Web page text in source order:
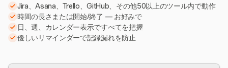
Jira、Asana、Trello、GitHub、その他50以上のツール内で動作
時間の長さまたは開始/終了 — お好みで
日、週、カレンダー表示ですべてを把握
優しいリマインダーで記録漏れを防止